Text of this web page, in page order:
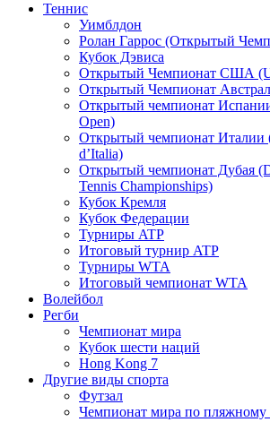
Теннис
Уимблдон
Ролан Гаррос (Открытый
Кубок Дэвиса
Открытый Чемпионат США
Открытый Чемпионат
Открытый чемпионат
Open)
Открытый чемпионат Италии
d’Italia)
Открытый чемпионат Дубая
Tennis Championships)
Кубок Кремля
Кубок Федерации
Турниры ATP
Итоговый турнир ATP
Турниры WTA
Итоговый чемпионат WTA
Волейбол
Регби
Чемпионат мира
Кубок шести наций
Hong Kong 7
Другие виды спорта
Футзал
Чемпионат мира по пляжному